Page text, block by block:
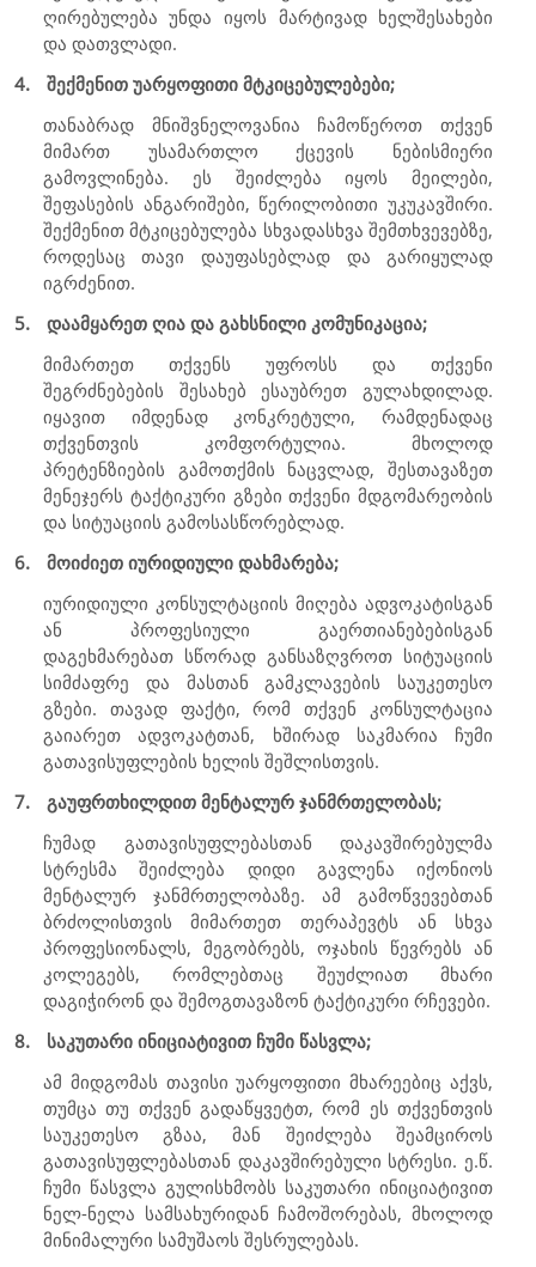
ღირებულება უნდა იყოს მარტივად ხელშესახები
და დათვლადი.
4.
შექმენით უარყოფითი მტკიცებულებები;
თანაბრად მნიშვნელოვანია ჩამოწეროთ თქვენ
მიმართ უსამართლო ქცევის ნებისმიერი
გამოვლინება. ეს შეიძლება იყოს მეილები,
შეფასების ანგარიშები, წერილობითი უკუკავშირი.
შექმენით მტკიცებულება სხვადასხვა შემთხვევებზე,
როდესაც თავი დაუფასებლად და გარიყულად
იგრძენით.
5.
დაამყარეთ ღია და გახსნილი კომუნიკაცია;
მიმართეთ თქვენს უფროსს და თქვენი
შეგრძნებების შესახებ ესაუბრეთ გულახდილად.
იყავით იმდენად კონკრეტული, რამდენადაც
თქვენთვის კომფორტულია. მხოლოდ
პრეტენზიების გამოთქმის ნაცვლად, შესთავაზეთ
მენეჯერს ტაქტიკური გზები თქვენი მდგომარეობის
და სიტუაციის გამოსასწორებლად.
6.
მოიძიეთ იურიდიული დახმარება;
იურიდიული კონსულტაციის მიღება ადვოკატისგან
ან პროფესიული გაერთიანებებისგან
დაგეხმარებათ სწორად განსაზღვროთ სიტუაციის
სიმძაფრე და მასთან გამკლავების საუკეთესო
გზები. თავად ფაქტი, რომ თქვენ კონსულტაცია
გაიარეთ ადვოკატთან, ხშირად საკმარია ჩუმი
გათავისუფლების ხელის შეშლისთვის.
7.
გაუფრთხილდით მენტალურ ჯანმრთელობას;
ჩუმად გათავისუფლებასთან დაკავშირებულმა
სტრესმა შეიძლება დიდი გავლენა იქონიოს
მენტალურ ჯანმრთელობაზე. ამ გამოწვევებთან
ბრძოლისთვის მიმართეთ თერაპევტს ან სხვა
პროფესიონალს, მეგობრებს, ოჯახის წევრებს ან
კოლეგებს, რომლებთაც შეუძლიათ მხარი
დაგიჭირონ და შემოგთავაზონ ტაქტიკური რჩევები.
8.
საკუთარი ინიციატივით ჩუმი წასვლა;
ამ მიდგომას თავისი უარყოფითი მხარეებიც აქვს,
თუმცა თუ თქვენ გადაწყვეტთ, რომ ეს თქვენთვის
საუკეთესო გზაა, მან შეიძლება შეამციროს
გათავისუფლებასთან დაკავშირებული სტრესი. ე.წ.
ჩუმი წასვლა გულისხმობს საკუთარი ინიციატივით
ნელ-ნელა სამსახურიდან ჩამოშორებას, მხოლოდ
მინიმალური სამუშაოს შესრულებას.